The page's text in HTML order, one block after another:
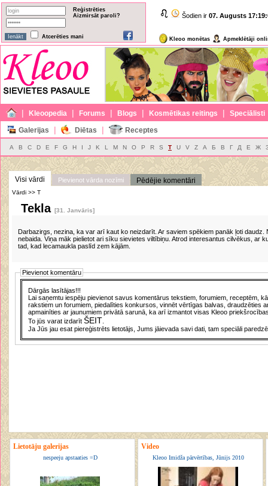
Reģistrēties
Aizmirsāt paroli?
Atcerēties mani
Šodien ir 07. Augusts
Kleoo monētas Apmeklētāji
| Kleoopedia | Forums | Blogs | Kosmētikas reitings | Speciālisti
Galerijas | Diētas | Receptes
A B C D E F G H I J K L M N O P R S T U V Z А Б В Г Д Е Ж
Visi vārdi Pievienot vārda nozīmi Pēdējie komentāri
Vārdi >> T
Tekla [31. Janvāris]
Darbazirgs, nezina, ka var arī kaut ko neizdarīt. Ar saviem spēkiem panāk ļoti daudz.
nebaida. Viņa māk pielietot ari sīku sievietes viltībiņu. Atrod interesantus cilvēkus, ar
tad, kad lecamaukla paslīd zem kājām.
Pievienot komentāru
Dārgās lasītājas!!!
Lai saņemtu iespēju pievienot savus komentārus tekstiem, forumiem, receptēm,
rakstiem un forumiem, piedalīties konkursos, vinnēt vērtīgas balvas, draudzēties
apmainīties ar jaunumiem privātā sarunā, ka arī izmantot visas Kleoo
To jūs varat izdarītŠEIT
Ja Jūs jau esat piereģistrēts lietotājs, Jums jāievada savi dati, tam speciāli
Lietotāju galerijas
nespeeju apstaaties =D
Video
Kleoo Imidža pārvērtības, Jūnijs 2010